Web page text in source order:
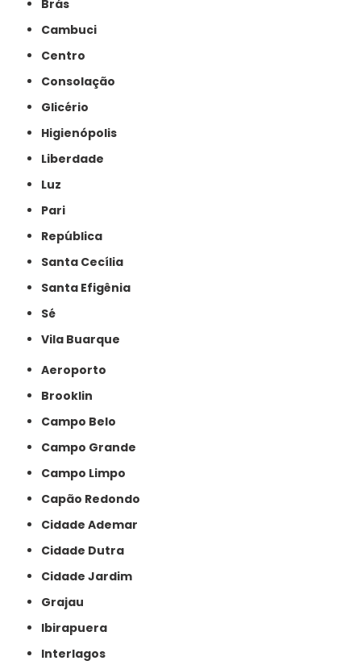
Brás
Cambuci
Centro
Consolação
Glicério
Higienópolis
Liberdade
Luz
Pari
República
Santa Cecília
Santa Efigênia
Sé
Vila Buarque
Aeroporto
Brooklin
Campo Belo
Campo Grande
Campo Limpo
Capão Redondo
Cidade Ademar
Cidade Dutra
Cidade Jardim
Grajau
Ibirapuera
Interlagos